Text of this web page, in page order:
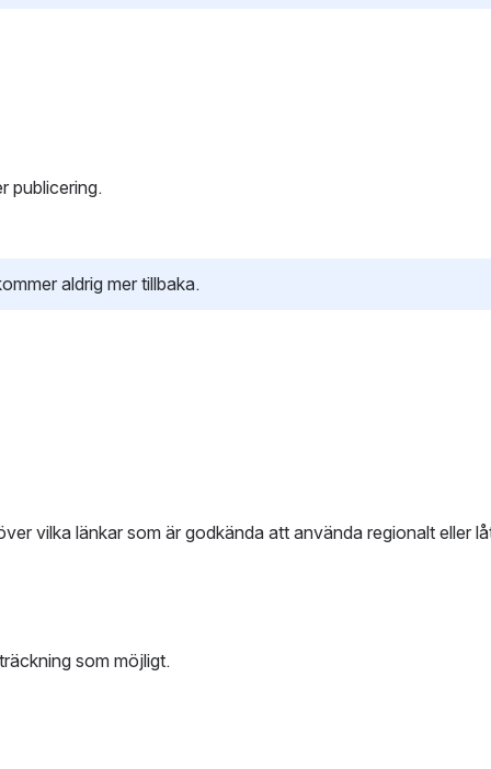
publicering.
aldrig mer tillbaka.
vilka länkar som är godkända att använda regionalt eller
som möjligt.